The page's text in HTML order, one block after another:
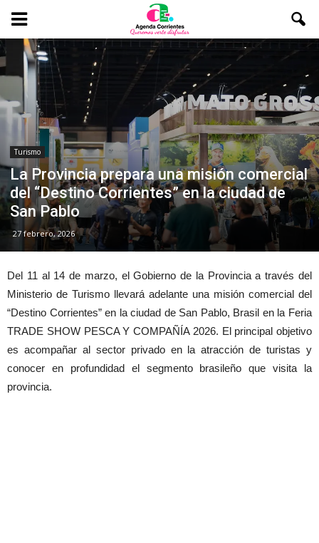
Turismo
La Provincia prepara una misión comercial
del “Destino Corrientes” en la ciudad de
San Pablo
27 febrero, 2026
Del 11 al 14 de marzo, el Gobierno de la Provincia a través del
Ministerio de Turismo llevará adelante una misión comercial del
“Destino Corrientes” en la ciudad de San Pablo, Brasil en la Feria
TRADE SHOW PESCA Y COMPAÑÍA 2026. El principal objetivo
es acompañar al sector privado en la atracción de turistas y
conocer en profundidad el segmento brasileño que visita la
provincia.